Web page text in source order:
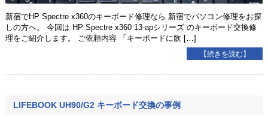
新宿でHP Spectre x360のキーボード修理なら 新宿でパソコン修理をお探
しの方へ。 今回は HP Spectre x360 13-apシリーズ のキーボード交換修
理をご紹介します。 ご依頼内容 「キーボードに飲 […]
【続きを読む】
LIFEBOOK UH90/G2 キーボード交換の事例